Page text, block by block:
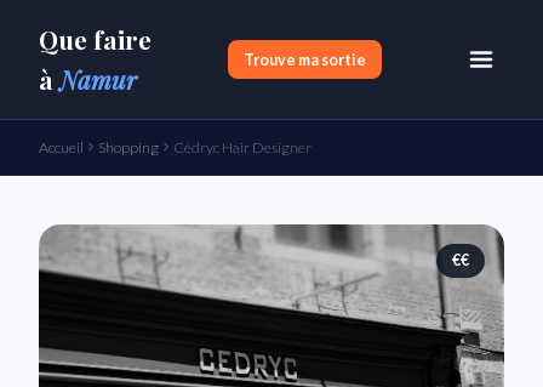
Que faire
àNamur
Trouve ma sortie
Accueil Shopping Cédryc Hair Designer
€€